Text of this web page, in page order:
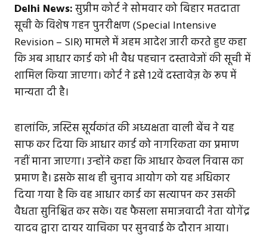
Delhi News:सुप्रीम कोर्ट ने सोमवार को बिहार मतदाता
सूची के विशेष गहन पुनरीक्षण (Special Intensive
Revision – SIR) मामले में अहम आदेश जारी करते हुए कहा
कि अब आधार कार्ड को भी वैध पहचान दस्तावेजों की सूची में
शामिल किया जाएगा। कोर्ट ने इसे 12वें दस्तावेज़ के रूप में
मान्यता दी है।
हालांकि, जस्टिस सूर्यकांत की अध्यक्षता वाली बेंच ने यह
साफ कर दिया कि आधार कार्ड को नागरिकता का प्रमाण
नहीं माना जाएगा। उन्होंने कहा कि आधार केवल निवास का
प्रमाण है। इसके साथ ही चुनाव आयोग को यह अधिकार
दिया गया है कि वह आधार कार्ड का सत्यापन कर उसकी
वैधता सुनिश्चित कर सके। यह फैसला समाजवादी नेता योगेंद्र
यादव द्वारा दायर याचिका पर सुनवाई के दौरान आया।